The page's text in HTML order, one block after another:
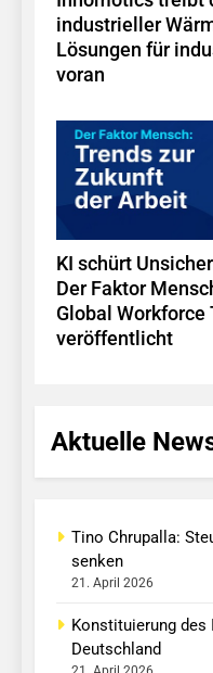
industrieller
Lösungen für
voran
KI schürt
Der Faktor
Global Workforce
veröffentlicht
Aktuelle
Tino Chrupalla:
senken
21. April 2026
Konstituierung
Deutschland